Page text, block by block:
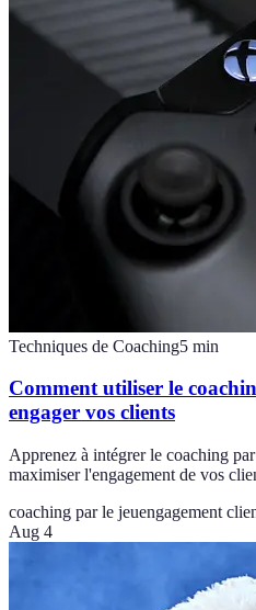
Techniques de Coaching5 min
Comment utiliser le
engager vos clients
Apprenez à intégrer le coaching
maximiser l'engagement de vos
coaching par le jeuengagement
Aug 4